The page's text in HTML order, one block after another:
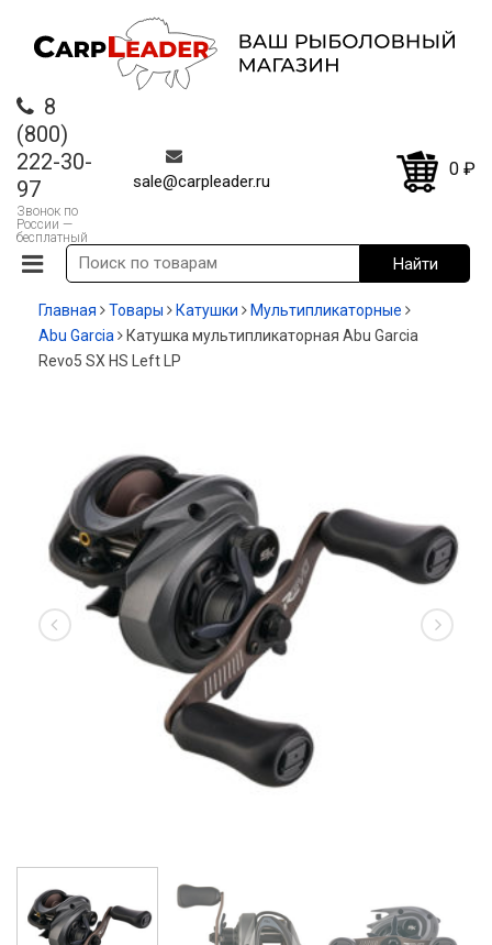
8
(800)
222-30-
97
Звонок по
России —
бесплатный
sale@carpleader.ru
0 ₽
Главная Товары Катушки
Мультипликаторные
Abu Garcia
Катушка мультипликаторная Abu Garcia
Revo5 SX HS Left LP